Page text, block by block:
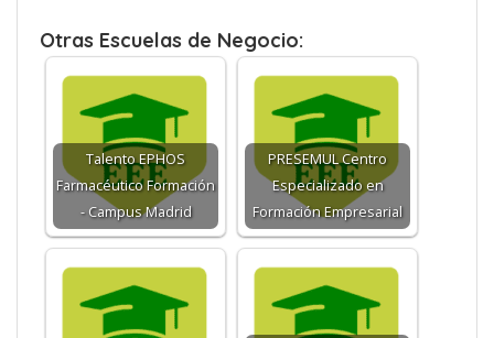
Otras Escuelas de Negocio:
Talento EPHOS
Farmacéutico Formación
- Campus Madrid
PRESEMUL Centro
Especializado en
Formación Empresarial